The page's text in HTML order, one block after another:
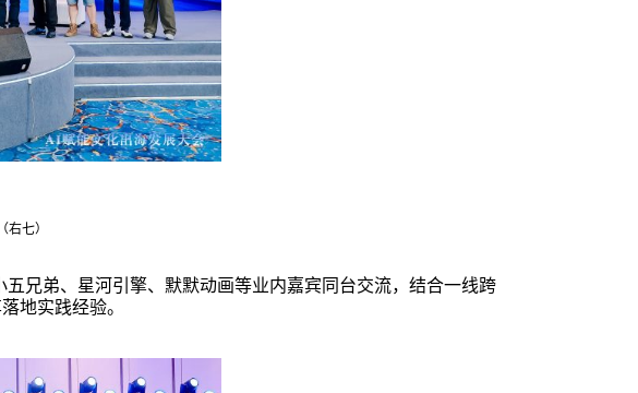
七）
兄弟、星河引擎、默默动画等业内嘉宾同台交流，结合一线跨
地实践经验。